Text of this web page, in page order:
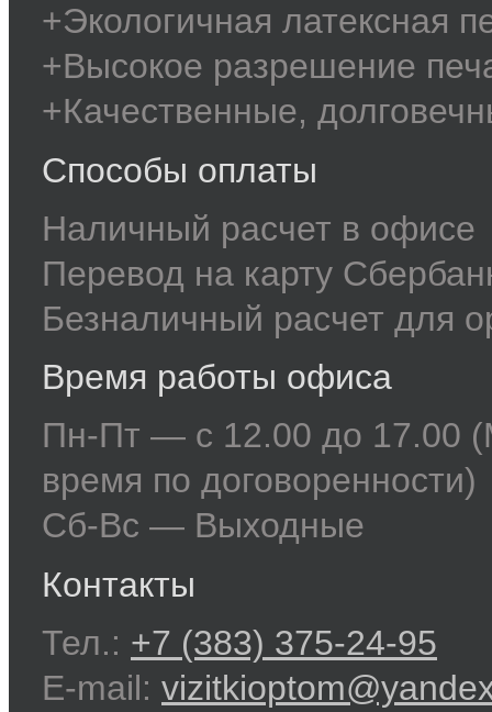
+Экологичная латексная
+Высокое разрешение
+Качественные,
Способы оплаты
Наличный расчет в офисе
Перевод на карту
Безналичный расчет для
Время работы офиса
Пн-Пт — с 12.00 до 17.00
время по договоренности)
Сб-Вс — Выходные
Контакты
Тел.: +7 (383) 375-24-95
E-mail: